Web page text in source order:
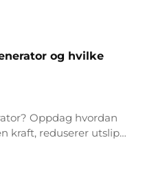
og hvilke
Oppdag hvordan
kraft, reduserer utslipp